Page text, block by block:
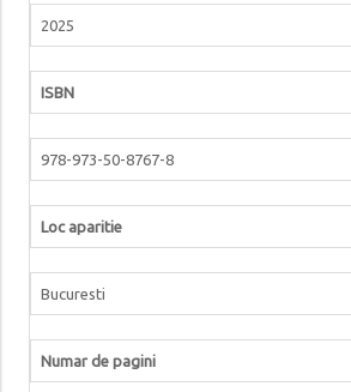
2025
ISBN
978-973-50-8767-8
Loc aparitie
Bucuresti
Numar de pagini